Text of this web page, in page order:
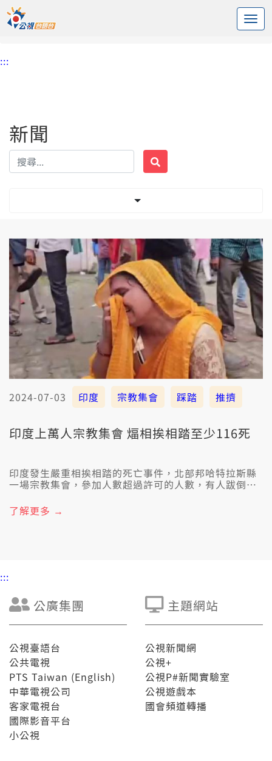
中央內容區塊
頭頁
:::
新聞
2024-07-03 印度 宗教集會 踩踏 推擠
印度上萬人宗教集會 煏相挨相踏至少116死
印度發生嚴重相挨相踏的死亡事件，北部邦哈特拉斯縣
一場宗教集會，參加人數超過許可的人數，有人跋倒，
了解更多 →
:::
公廣集團
公視臺語台
公共電視
PTS Taiwan (English)
中華電視公司
客家電視台
國際影音平台
小公視
主題網站
公視新聞網
公視+
公視P#新聞實驗室
公視遊戲本
國會頻道轉播